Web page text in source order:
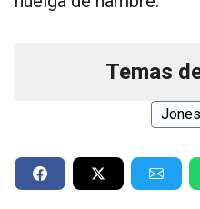
Temas